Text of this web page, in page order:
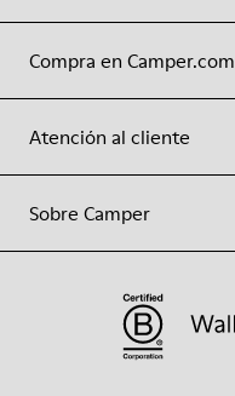
Compra en Camper.com
Atención al cliente
Sobre Camper